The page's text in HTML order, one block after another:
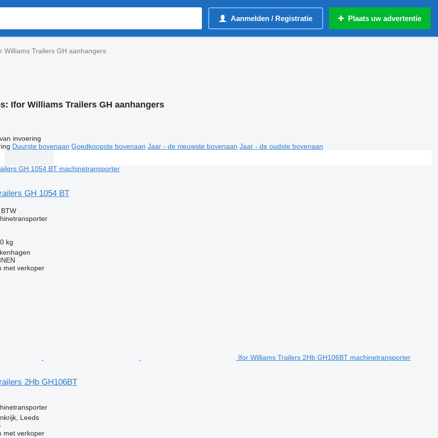
Aanmelden / Registratie Plaats uw advertentie
Williams Trailers GH aanhangers
Ifor Williams Trailers GH aanhangers
invoering
Duurste bovenaan Goedkoopste bovenaan Jaar - de nieuwste bovenaan Jaar - de oudste bovenaan
GH 1054 BT
kg
met verkoper
Ifor Williams Trailers 2Hb GH106BT machinetransporter
2Hb GH106BT
Leeds
met verkoper